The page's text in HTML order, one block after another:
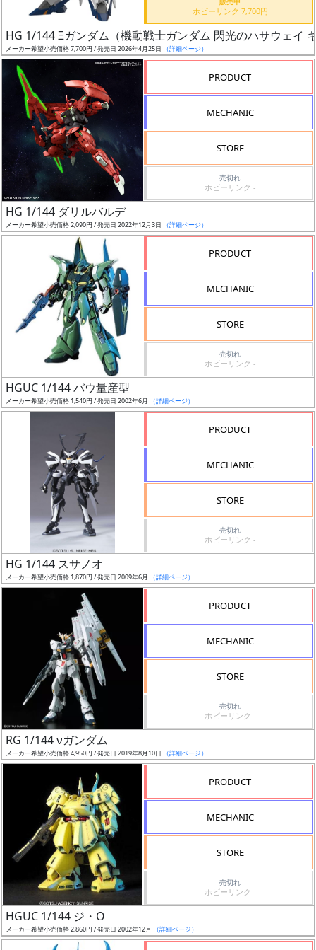
発
売
Web
プッ
シュ
通知
対象
ギ
ャ
ラ
リ
価
定
予
定
再
引
舗
ホビーリンク 7,700円
HG 1/144 Ξガンダム（機動戦士ガンダム 閃光のハサウェイ
メーカー希望小売価格 7,700円 / 発売日 2026年4月25日 （詳細ページ）
PRODUCT
MECHANIC
STORE
売切れ
ホビーリンク -
HG 1/144 ダリルバルデ
メーカー希望小売価格 2,090円 / 発売日 2022年12月3日 （詳細ページ）
PRODUCT
MECHANIC
STORE
売切れ
ホビーリンク -
HGUC 1/144 バウ量産型
メーカー希望小売価格 1,540円 / 発売日 2002年6月 （詳細ページ）
PRODUCT
MECHANIC
STORE
売切れ
ホビーリンク -
HG 1/144 スサノオ
メーカー希望小売価格 1,870円 / 発売日 2009年6月 （詳細ページ）
PRODUCT
MECHANIC
STORE
売切れ
ホビーリンク -
RG 1/144 νガンダム
メーカー希望小売価格 4,950円 / 発売日 2019年8月10日 （詳細ページ）
PRODUCT
MECHANIC
STORE
売切れ
ホビーリンク -
HGUC 1/144 ジ・O
メーカー希望小売価格 2,860円 / 発売日 2002年12月 （詳細ページ）